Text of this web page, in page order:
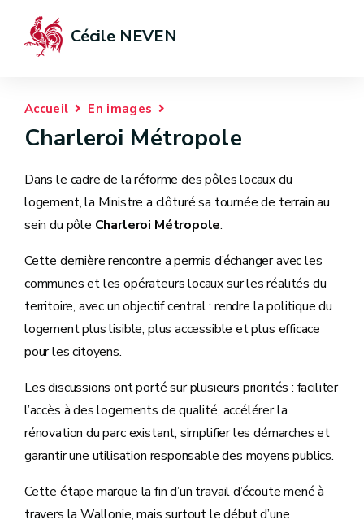
Cécile NEVEN
Accueil En images
Charleroi Métropole
Dans le cadre de la réforme des pôles locaux du
logement, la Ministre a clôturé sa tournée de terrain au
sein du pôle Charleroi Métropole.
Cette dernière rencontre a permis d’échanger avec les
communes et les opérateurs locaux sur les réalités du
territoire, avec un objectif central : rendre la politique du
logement plus lisible, plus accessible et plus efficace
pour les citoyens.
Les discussions ont porté sur plusieurs priorités : faciliter
l’accès à des logements de qualité, accélérer la
rénovation du parc existant, simplifier les démarches et
garantir une utilisation responsable des moyens publics.
Cette étape marque la fin d’un travail d’écoute mené à
travers la Wallonie, mais surtout le début d’une